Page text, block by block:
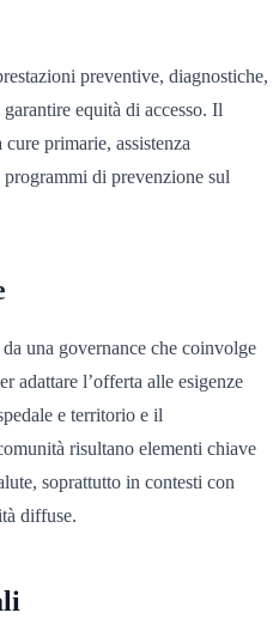
preventive, diagnostiche,
equità di accesso. Il
primarie, assistenza
di prevenzione sul
una governance che coinvolge
adattare l’offerta alle esigenze
e territorio e il
risultano elementi chiave
soprattutto in contesti con
diffuse.